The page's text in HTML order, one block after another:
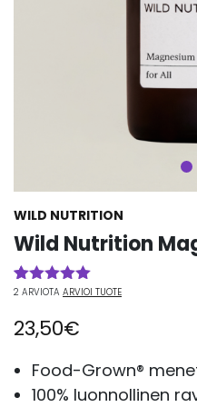
WILD NUTRITION
Wild Nutrition
Arvio5.00
perustuen
2
asiakkaan
2 ARVIOTA ARVIOI TUOTE
23,50€
Food-Grown®
100% luonnollinen